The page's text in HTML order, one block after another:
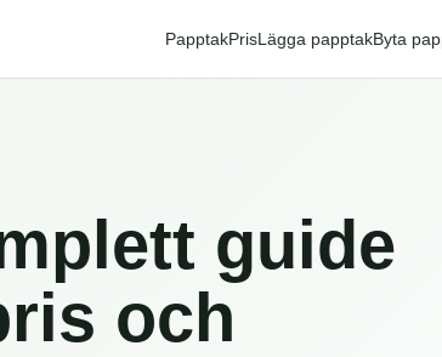
PapptakPrisLägga papptakByta
guide
och